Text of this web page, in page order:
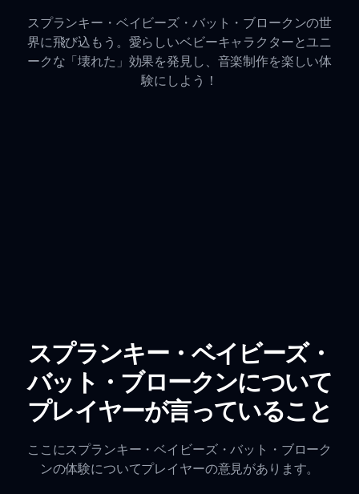
スプランキー・ベイビーズ・バット・ブロークンの世
界に飛び込もう。愛らしいベビーキャラクターとユニ
ークな「壊れた」効果を発見し、音楽制作を楽しい体
験にしよう！
スプランキー・ベイビーズ・
バット・ブロークンについて
プレイヤーが言っていること
ここにスプランキー・ベイビーズ・バット・ブローク
ンの体験についてプレイヤーの意見があります。